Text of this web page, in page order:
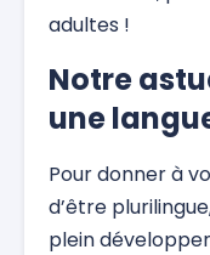
adultes !
Notre
une
Pour donner à
d’être
plein